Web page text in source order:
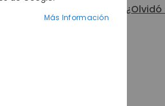
Más Información